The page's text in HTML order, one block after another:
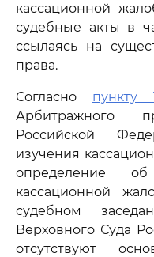
кассационной
судебные акты в
ссылаясь на
права.
Согласно пункту
Арбитражного
Российской
изучения
определение
кассационной
судебном
Верховного Суда
отсутствуют